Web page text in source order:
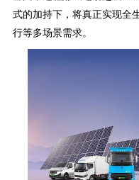
式的加持下，将真正实现全
行等多场景需求。